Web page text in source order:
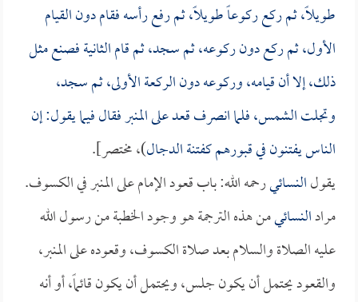
طويلاً، ثم ركع ركوعاً طويلاً، ثم رفع رأسه فقام دون القيام
الأول، ثم ركع دون ركوعه، ثم سجد، ثم قام الثانية فصنع مثل
ذلك، إلا أن قيامه، وركوعه دون الركعة الأولى، ثم سجد،
وتجلت الشمس، فلما انصرف قعد على المنبر فقال فيما يقول: إن
الناس يفتنون في قبورهم كفتنة الدجال)، مختصر].
يقولالنسائيرحمه الله: باب قعود الإمام على المنبر في الكسوف.
مرادالنسائيمن هذه الترجمة هو وجود الخطبة من رسول الله
عليه الصلاة والسلام بعد صلاة الكسوف، وقعوده على المنبر،
والقعود يحتمل أن يكون جلس، ويحتمل أن يكون قائماً، أو أنه